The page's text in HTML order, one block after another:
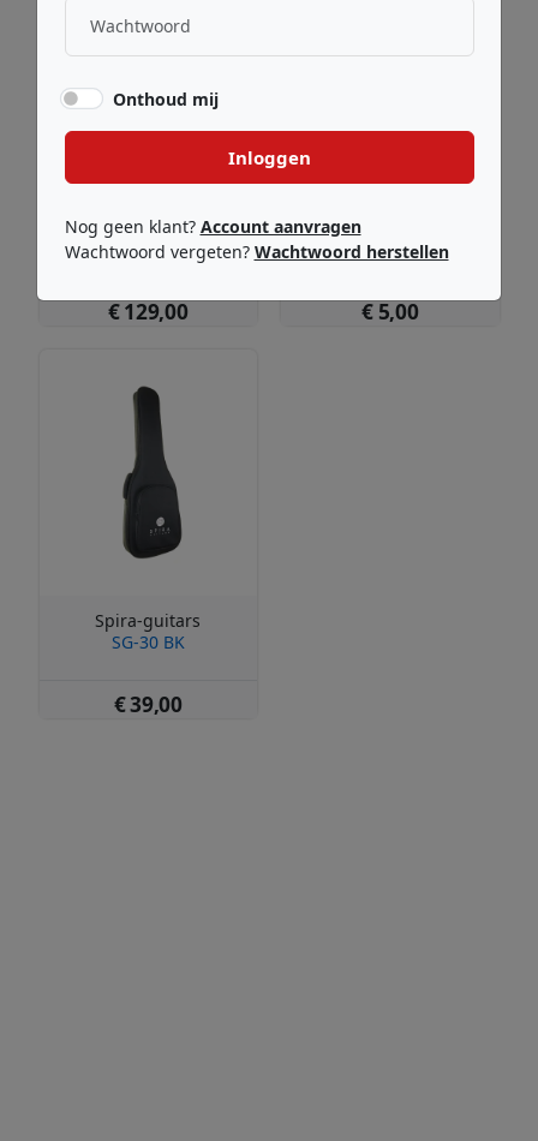
Tanglewood
Coda Professional Electric
€ 129,00
Tanglewood
TLS-P3 Polish
€ 5,00
Spira-guitars
SG-30 BK
€ 39,00
Onthoud mij
Inloggen
Nog geen klant? Account aanvragen
Wachtwoord vergeten? Wachtwoord herstellen